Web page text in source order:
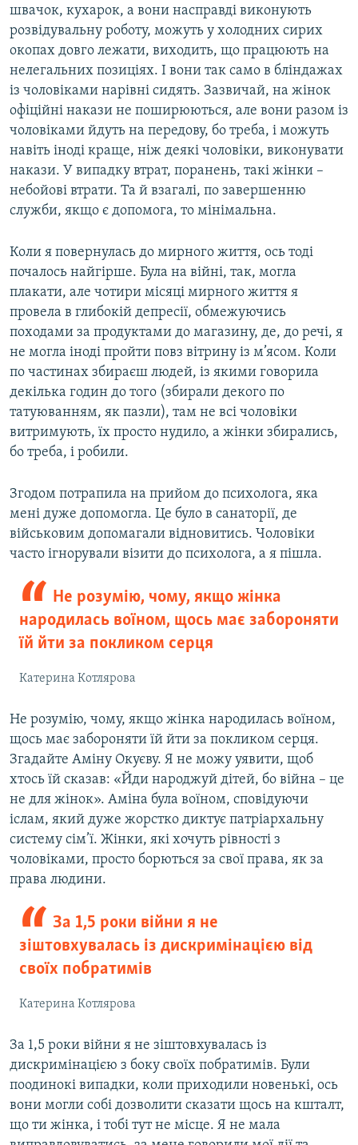
швачок, кухарок, а вони насправді виконують
розвідувальну роботу, можуть у холодних сирих
окопах довго лежати, виходить, що працюють на
нелегальних позиціях. І вони так само в бліндажах
із чоловіками нарівні сидять. Зазвичай, на жінок
офіційні накази не поширюються, але вони разом із
чоловіками йдуть на передову, бо треба, і можуть
навіть іноді краще, ніж деякі чоловіки, виконувати
накази. У випадку втрат, поранень, такі жінки –
небойові втрати. Та й взагалі, по завершенню
служби, якщо є допомога, то мінімальна.
Коли я повернулась до мирного життя, ось тоді
почалось найгірше. Була на війні, так, могла
плакати, але чотири місяці мирного життя я
провела в глибокій депресії, обмежуючись
походами за продуктами до магазину, де, до речі, я
не могла іноді пройти повз вітрину із м’ясом. Коли
по частинах збираєш людей, із якими говорила
декілька годин до того (збирали декого по
татуюванням, як пазли), там не всі чоловіки
витримують, їх просто нудило, а жінки збирались,
бо треба, і робили.
Згодом потрапила на прийом до психолога, яка
мені дуже допомогла. Це було в санаторії, де
військовим допомагали відновитись. Чоловіки
часто ігнорували візити до психолога, а я пішла.
Не розумію, чому, якщо жінка
народилась воїном, щось має забороняти
їй йти за покликом серця
Катерина Котлярова
Не розумію, чому, якщо жінка народилась воїном,
щось має забороняти їй йти за покликом серця.
Згадайте Аміну Окуєву. Я не можу уявити, щоб
хтось їй сказав: «Йди народжуй дітей, бо війна – це
не для жінок». Аміна була воїном, сповідуючи
іслам, який дуже жорстко диктує патріархальну
систему сім’ї. Жінки, які хочуть рівності з
чоловіками, просто борються за свої права, як за
права людини.
За 1,5 роки війни я не
зіштовхувалась із дискримінацією від
своїх побратимів
Катерина Котлярова
За 1,5 роки війни я не зіштовхувалась із
дискримінацією з боку своїх побратимів. Були
поодинокі випадки, коли приходили новенькі, ось
вони могли собі дозволити сказати щось на кшталт,
що ти жінка, і тобі тут не місце. Я не мала